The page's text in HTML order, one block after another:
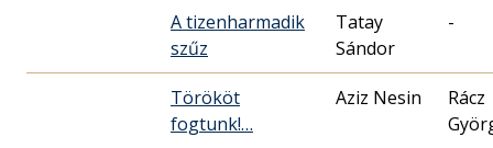
A tizenharmadik
szűz
Tatay
Sándor
-
Törököt
fogtunk!…
Aziz Nesin
Rácz